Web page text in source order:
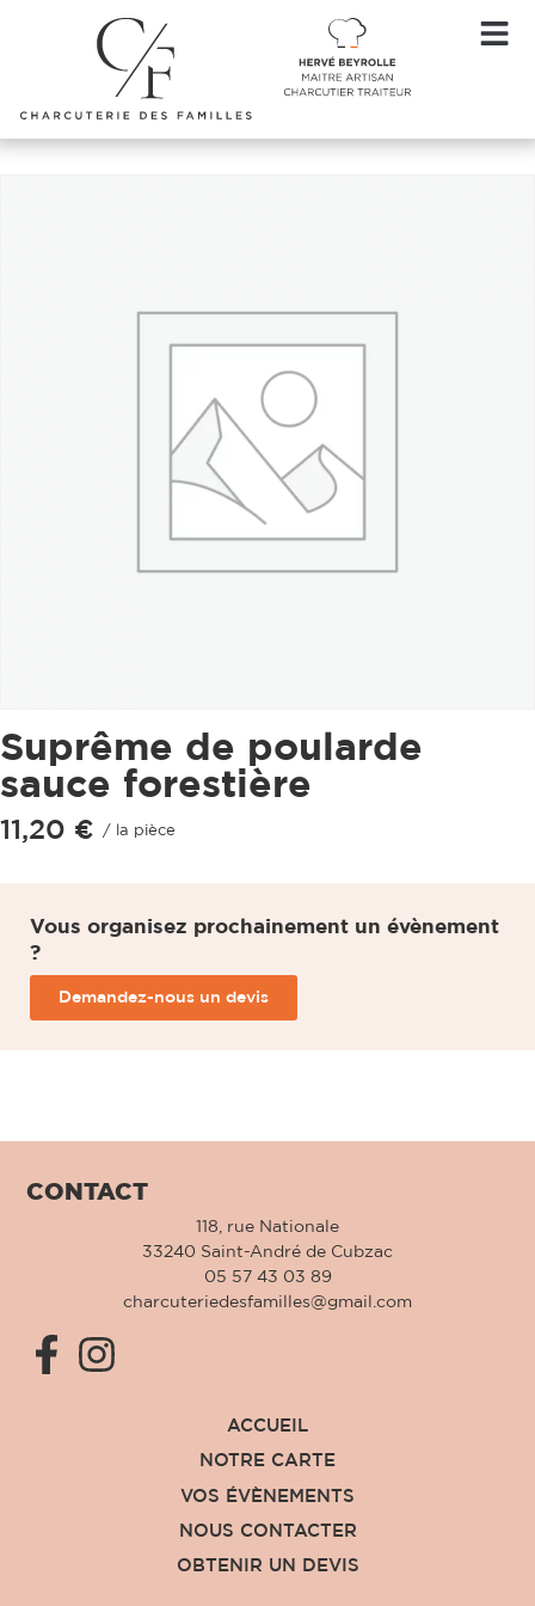
Noël Plats cuisinés volailles et viandes/ Suprême de
poularde sauce forestière
Suprême de poularde
sauce forestière
11,20 € / la pièce
Vous organisez prochainement un évènement
?
Demandez-nous un devis
CONTACT
118, rue Nationale
33240 Saint-André de Cubzac
05 57 43 03 89
charcuteriedesfamilles@gmail.com
ACCUEIL
NOTRE CARTE
VOS ÉVÈNEMENTS
NOUS CONTACTER
OBTENIR UN DEVIS